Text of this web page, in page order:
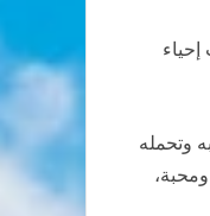
من مرض عضال فتك به وتحمله